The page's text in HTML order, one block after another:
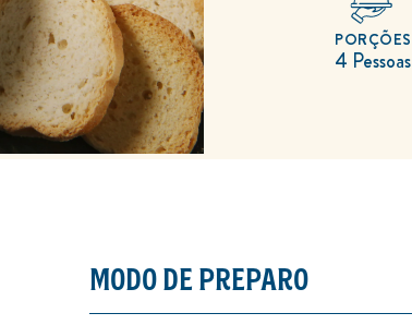
4 Pessoas
PORÇÕES
MODO DE PREPARO